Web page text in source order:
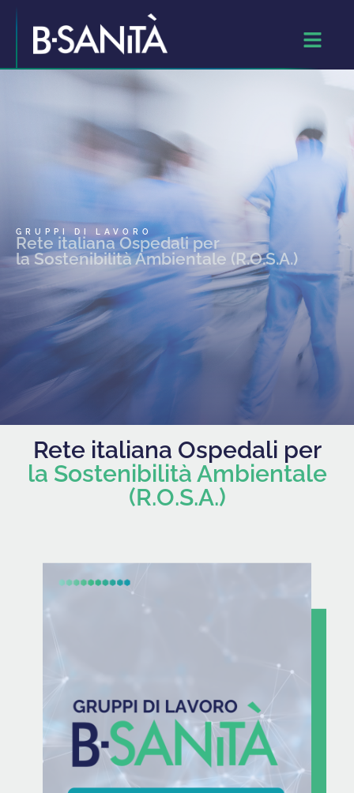
GRUPPI DI LAVORO
Rete italiana Ospedali per
la Sostenibilità Ambientale (R.O.S.A.)
Rete italiana Ospedali per
la Sostenibilità Ambientale
(R.O.S.A.)